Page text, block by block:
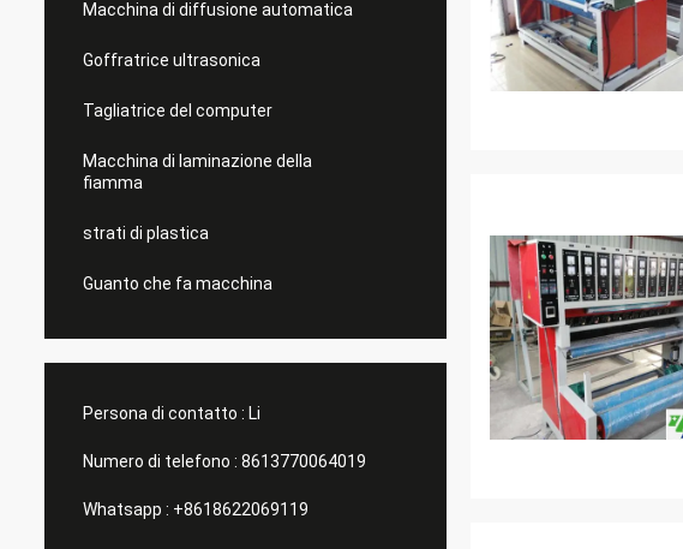
Macchina di diffusione automatica
Goffratrice ultrasonica
Tagliatrice del computer
Macchina di laminazione della
fiamma
strati di plastica
Guanto che fa macchina
Persona di contatto : Li
Numero di telefono : 8613770064019
Whatsapp : +8618622069119